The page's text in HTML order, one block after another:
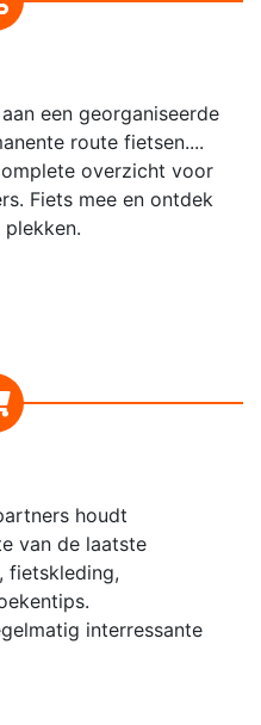
een georganiseerde
route fietsen....
overzicht voor
Fiets mee en ontdek
houdt
van de laatste
fietskleding,
interressante